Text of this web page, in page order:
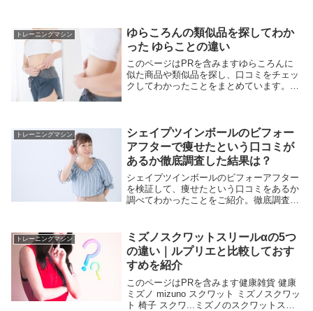
トレーニングマシン
ゆらころんの類似品を探してわか
った ゆらことの違い
このページはPRを含みますゆらころんに
似た商品や類似品を探し、口コミをチェッ
クしてわかったことをまとめています。シ
不思議で...
トレーニングマシン
シェイプツインボールのビフォー
アフターで痩せたという口コミが
あるか徹底調査した結果は？
シェイプツインボールのビフォーアフター
を検証して、痩せたという口コミをあるか
調べてわかったことをご紹介。徹底調査の
です。テレビショッピングで紹介されて特
別価格ですが、購入前の口コミチェックは
必須ですね。
トレーニングマシン
ミズノスクワットスリールαの5つ
の違い｜ルプリエと比較しておす
すめを紹介
このページはPRを含みます健康雑貨 健康
ミズノ mizuno スクワット ミズノスクワッ
ト 椅子 スクワ...ミズノのスクワットスリ